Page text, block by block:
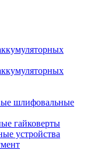
шлифовальные
гайковерты
устройства